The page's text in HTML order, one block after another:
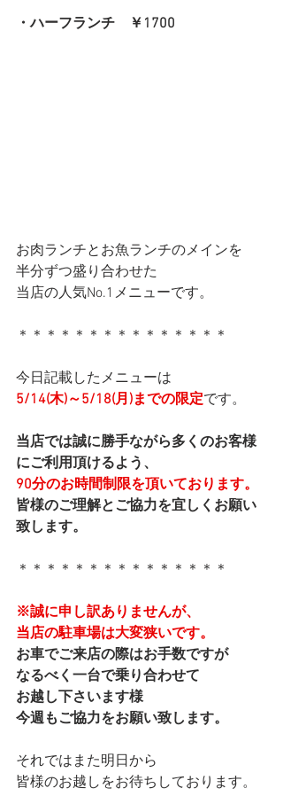
・ハーフランチ　￥1700
お肉ランチとお魚ランチのメインを
半分ずつ盛り合わせた
当店の人気No.1メニューです。
＊＊＊＊＊＊＊＊＊＊＊＊＊＊＊
今日記載したメニューは
5/14(木)～5/18(月)までの限定です。
当店では誠に勝手ながら多くのお客様
にご利用頂けるよう、
90分のお時間制限を頂いております。
皆様のご理解とご協力を宜しくお願い
致します。
＊＊＊＊＊＊＊＊＊＊＊＊＊＊＊
※誠に申し訳ありませんが、
当店の駐車場は大変狭いです。
お車でご来店の際はお手数ですが
なるべく一台で乗り合わせて
お越し下さいます様
今週もご協力をお願い致します。
それではまた明日から
皆様のお越しをお待ちしております。